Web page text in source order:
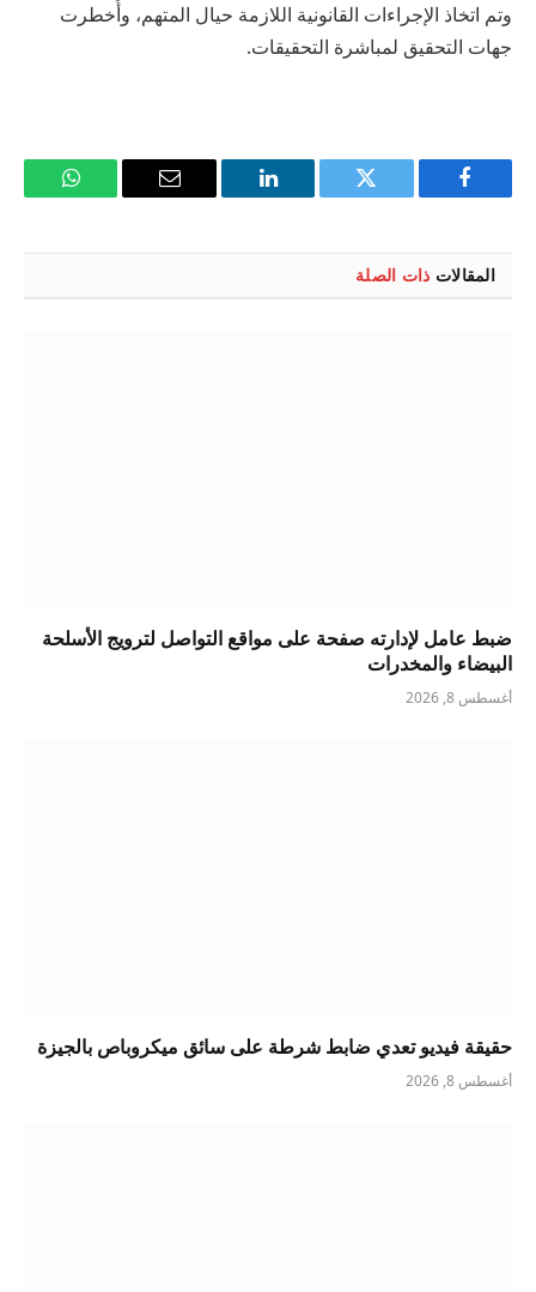
وتم اتخاذ الإجراءات القانونية اللازمة حيال المتهم، وأُخطرت
جهات التحقيق لمباشرة التحقيقات.
فيسبوك تويتر لينكدإن
البريد
واتساب
المقالات ذات الصلة
ضبط عامل لإدارته صفحة على مواقع التواصل لترويج الأسلحة
البيضاء والمخدرات
أغسطس 8, 2026
حقيقة فيديو تعدي ضابط شرطة على سائق ميكروباص بالجيزة
أغسطس 8, 2026